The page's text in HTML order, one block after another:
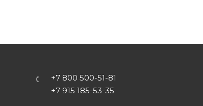
+7 800 500-51-81
+7 915 185-53-35